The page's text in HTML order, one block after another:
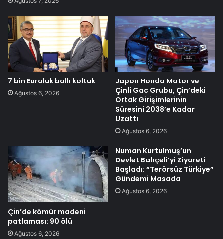
7 bin Euroluk ballı koltuk
Ağustos 6, 2026
Japon Honda Motor ve
Çinli Gac Grubu, Çin’deki
Ortak Girişimlerinin
Süresini 2038’e Kadar
Uzattı
Ağustos 6, 2026
Çin’de kömür madeni
patlaması: 90 ölü
Ağustos 6, 2026
Numan Kurtulmuş’un
Devlet Bahçeli’yi Ziyareti
Başladı: “Terörsüz Türkiye”
Gündemi Masada
Ağustos 6, 2026